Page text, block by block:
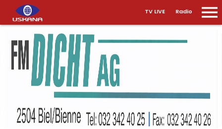
TV LIVE Radio